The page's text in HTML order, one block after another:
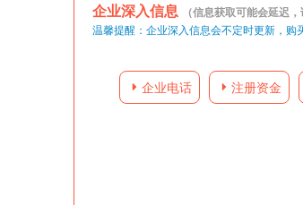
企业深入信息 （信息获取可能会延迟
温馨提醒：企业深入信息会不定时更新，购
企业电话 注册资金